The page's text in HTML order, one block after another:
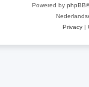
Powered by phpBB
Privacy |